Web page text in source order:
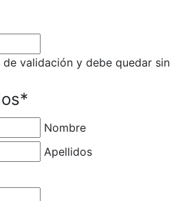
validación y debe quedar sin
*
Nombre
Apellidos